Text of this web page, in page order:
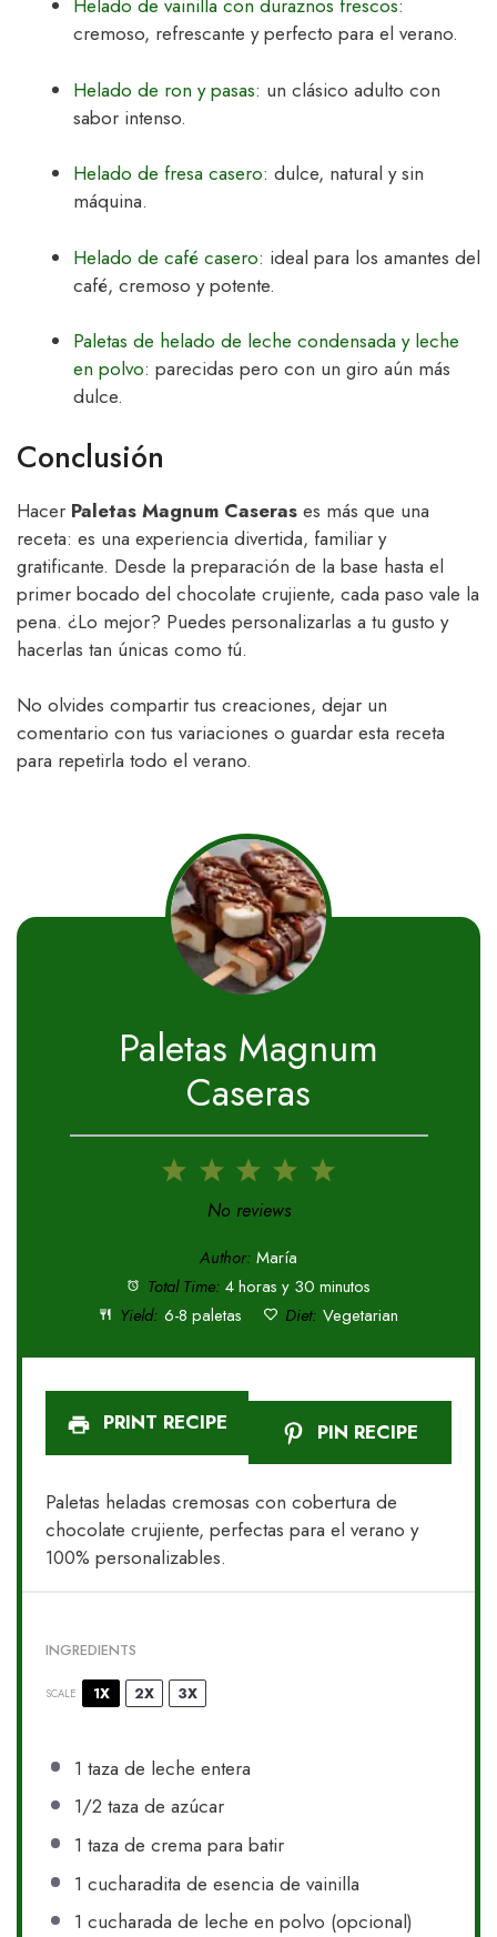
Helado de vainilla con duraznos frescos:
cremoso, refrescante y perfecto para el verano.
Helado de ron y pasas: un clásico adulto con
sabor intenso.
Helado de fresa casero: dulce, natural y sin
máquina.
Helado de café casero: ideal para los amantes del
café, cremoso y potente.
Paletas de helado de leche condensada y leche
en polvo: parecidas pero con un giro aún más
dulce.
Conclusión
Hacer Paletas Magnum Caseras es más que una
receta: es una experiencia divertida, familiar y
gratificante. Desde la preparación de la base hasta el
primer bocado del chocolate crujiente, cada paso vale la
pena. ¿Lo mejor? Puedes personalizarlas a tu gusto y
hacerlas tan únicas como tú.
No olvides compartir tus creaciones, dejar un
comentario con tus variaciones o guardar esta receta
para repetirla todo el verano.
Paletas Magnum
Caseras
5
4
3
Stars
2
Stars
1
Star
No reviews
Author: María
Total Time: 4 horas y 30 minutos
Yield: 6-8 paletas Diet: Vegetarian
PRINT RECIPE PIN RECIPE
Paletas heladas cremosas con cobertura de
chocolate crujiente, perfectas para el verano y
100% personalizables.
INGREDIENTS
SCALE 1X 2X 3X
1 taza de leche entera
1/2 taza de azúcar
1 taza de crema para batir
1 cucharadita de esencia de vainilla
1 cucharada de leche en polvo (opcional)